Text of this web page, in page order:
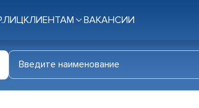
КЛИЕНТАМ ВАКАНСИИ